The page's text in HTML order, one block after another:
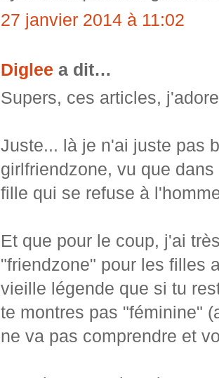
27 janvier 2014 à 11:02
Diglee a dit…
Supers, ces articles,
Juste... là je n'ai juste pas
girlfriendzone, vu que
fille qui se refuse à
Et que pour le coup, j'ai
"friendzone" pour les filles
vieille légende que si tu
te montres pas "féminine"
ne va pas comprendre et